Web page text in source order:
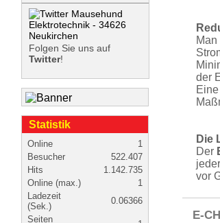
der
Die
Der
vor
E-
Folgen Sie uns auf
Twitter!
Statistik
Online
1
Besucher
522.407
Hits
1.142.735
Online (max.)
1
Ladezeit
(Sek.)
0.06366
Seiten